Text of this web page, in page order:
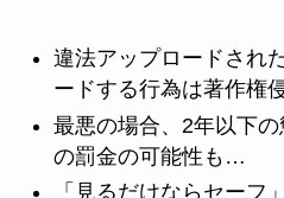
違法アップロードされ
ードする行為は著作権
最悪の場合、2年以下
の罰金の可能性も…
「見るだけならセーフ